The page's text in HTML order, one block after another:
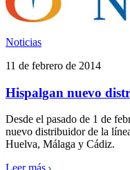
Noticias
11 de febrero de 2014
Hispalgan nuevo
Desde el pasado de 1 de
nuevo distribuidor de la
Huelva, Málaga y Cádiz.